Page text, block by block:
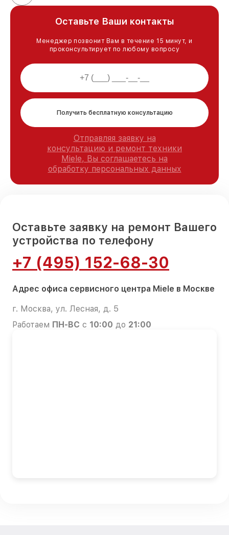
Оставьте Ваши контакты
Менеджер позвонит Вам в течение 15 минут, и
проконсультирует по любому вопросу
Получить бесплатную консультацию
Отправляя заявку на
консультацию и ремонт техники
Miele, Вы соглашаетесь на
обработку персональных данных
Оставьте заявку на ремонт Вашего
устройства по телефону
+7 (495) 152-68-30
Адрес офиса сервисного центра Miele в Москве
г. Москва, ул. Лесная, д. 5
Работаем ПН-ВС с 10:00 до 21:00